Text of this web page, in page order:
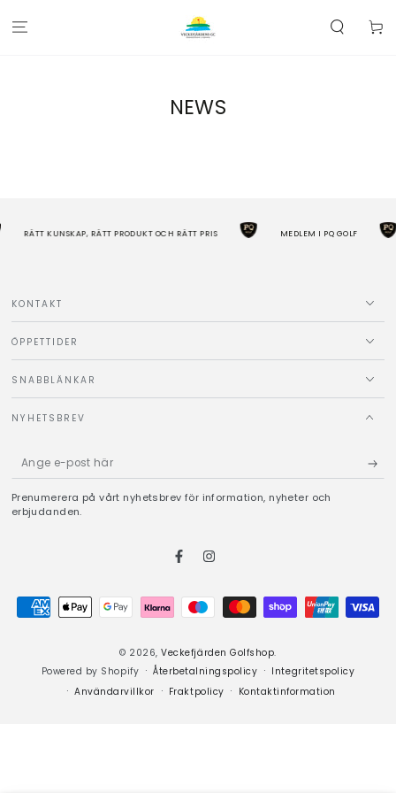
INNEHÅLLET
NEWS
RÄTT KUNSKAP, RÄTT PRODUKT OCH RÄTT PRIS MEDLEM I PQ GOLF
KONTAKT
ÖPPETTIDER
SNABBLÄNKAR
NYHETSBREV
Ange
e-
post
Prenumerera på vårt nyhetsbrev för information, nyheter och
erbjudanden.
FacebookInstagram
© 2026,Veckefjärden Golfshop.
Powered by Shopify
Återbetalningspolicy
Integritetspolicy
Användarvillkor
Fraktpolicy Kontaktinformation
Betalningsmetoder